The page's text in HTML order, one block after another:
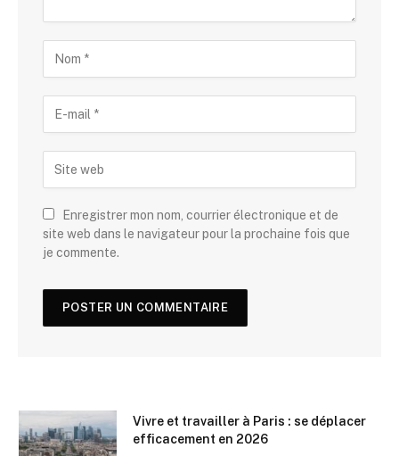
Enregistrer mon nom, courrier électronique et de
site web dans le navigateur pour la prochaine fois que
je commente.
Vivre et travailler à Paris : se déplacer
efficacement en 2026